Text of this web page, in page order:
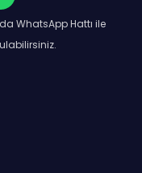
WhatsApp Hattı ile